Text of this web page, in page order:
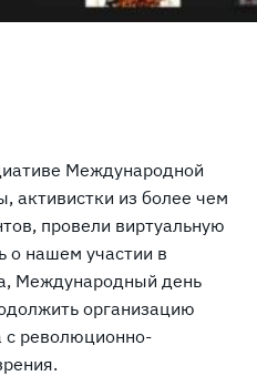
Международной
активистки из более чем
провели виртуальную
о нашем участии в
Международный день
организацию
с революционно-